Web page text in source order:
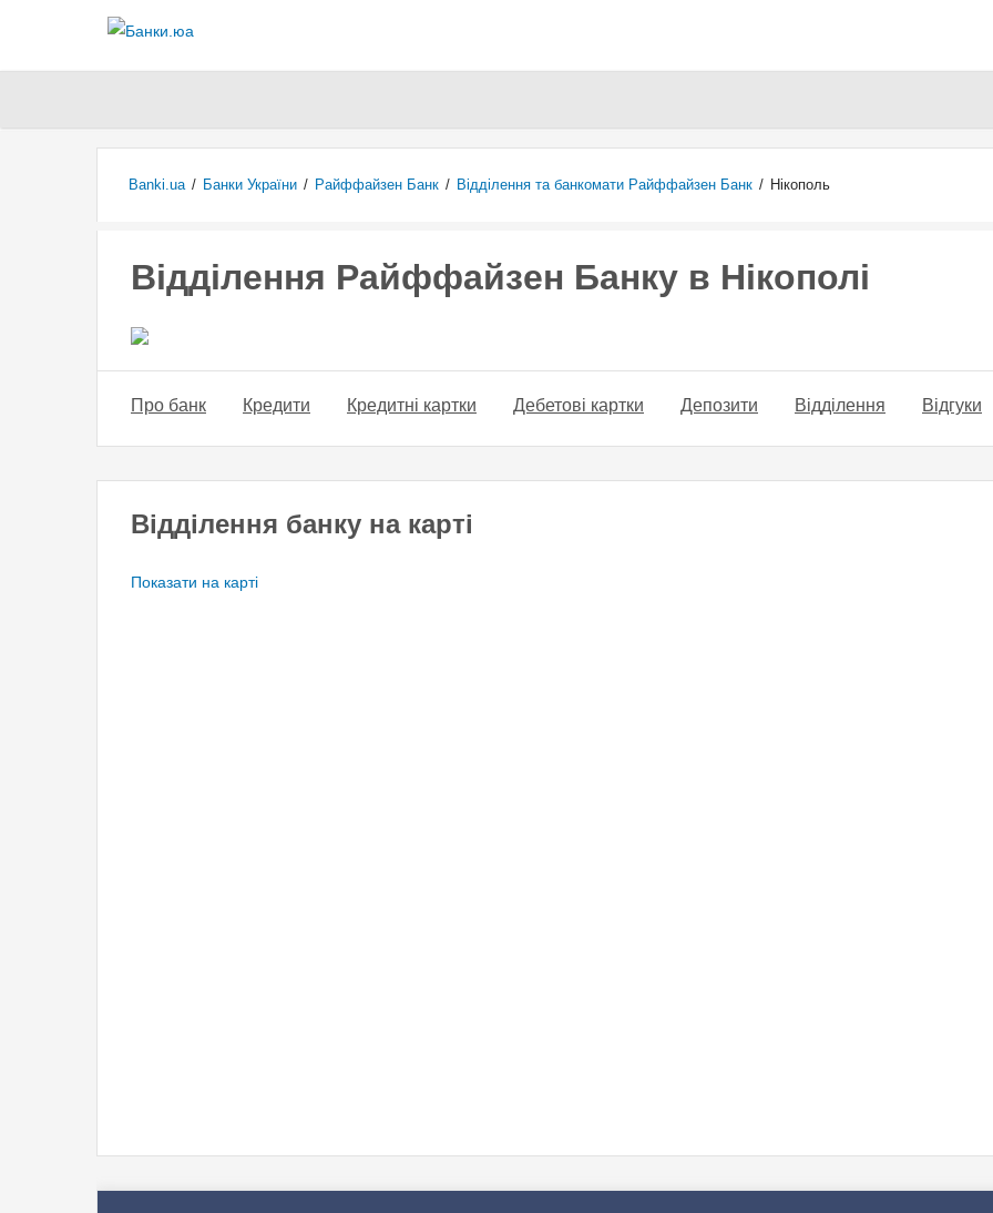
Banki.ua / Банки України / Райффайзен Банк / Відділення та банкомати Райффайзен Банк / Нікополь
Відділення Райффайзен Банку в Нікополі
Про банк Кредити Кредитні картки Дебетові картки Депозити Відділення Відгуки
Відділення банку на карті
Показати на карті